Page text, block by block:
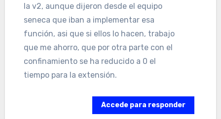
la v2, aunque dijeron desde el equipo
seneca que iban a implementar esa
función, asi que si ellos lo hacen, trabajo
que me ahorro, que por otra parte con el
confinamiento se ha reducido a 0 el
tiempo para la extensión.
Accede para responder